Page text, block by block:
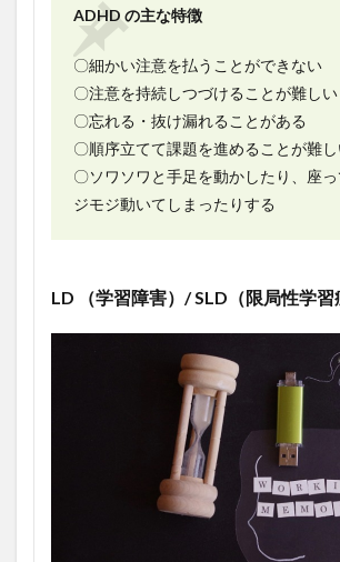
ADHD の主な特徴
〇細かい注意を払うことができない
〇注意を持続しつづけることが難しい
〇忘れる・抜け漏れることがある
〇順序立てて課題を進めることが難
〇ソワソワと手足を動かしたり、座
ジモジ動いてしまったりする
LD （学習障害）/ SLD（限局性学習